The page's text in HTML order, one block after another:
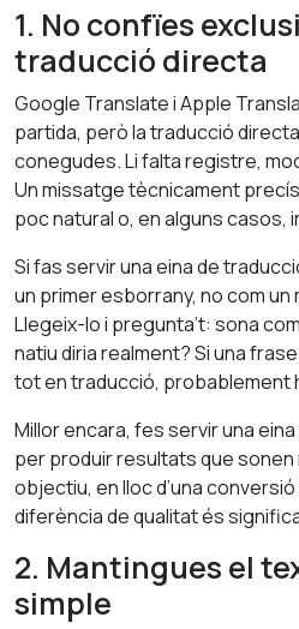
1. No confïes
traducció directa
Google Translate i Apple
partida, però la traducció
conegudes. Li falta registre,
Un missatge tècnicament
poc natural o, en alguns casos,
Si fas servir una eina de
un primer esborrany, no com
Llegeix-lo i pregunta’t: sona
natiu diria realment? Si una
tot en traducció, probablement
Millor encara, fes servir una
per produir resultats que sonen
objectiu, en lloc d’una
diferència de qualitat és
2. Mantingues el
simple